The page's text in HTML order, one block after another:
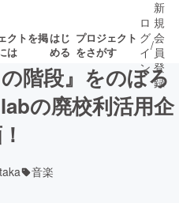
クトを掲
は
はじ
める
プロジェクト
をさがす
ロ
ロ
グ
イ
ン
/
新
規
会
員
登
録
階段』をのぼろ
の廃校利活用企
音楽